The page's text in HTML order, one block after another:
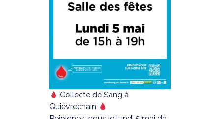
Collecte de Sang à
Quiévrechain